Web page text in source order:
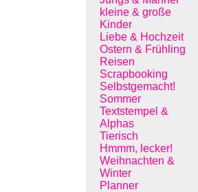
kleine & große
Kinder
Liebe & Hochzeit
Ostern & Frühling
Reisen
Scrapbooking
Selbstgemacht!
Sommer
Textstempel &
Alphas
Tierisch
Hmmm, lecker!
Weihnachten &
Winter
Planner